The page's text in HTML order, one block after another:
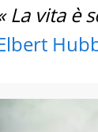
La vita è